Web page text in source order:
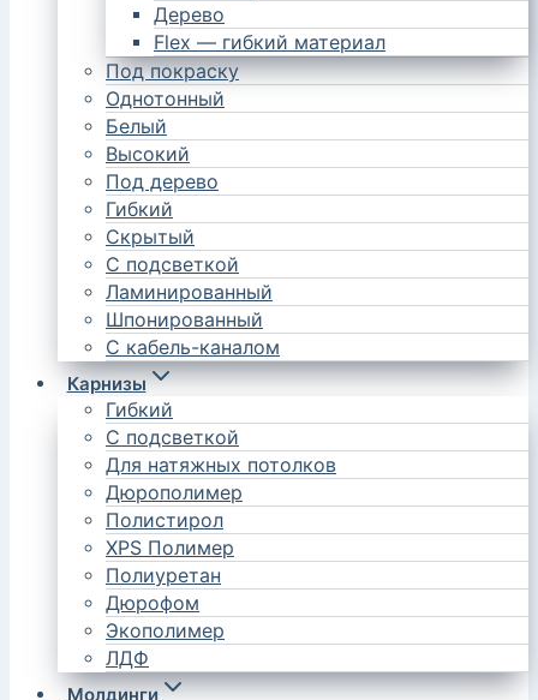
Дерево
Flex — гибкий материал
Под покраску
Однотонный
Белый
Высокий
Под дерево
Гибкий
Скрытый
С подсветкой
Ламинированный
Шпонированный
С кабель-каналом
Карнизы
Гибкий
С подсветкой
Для натяжных потолков
Дюрополимер
Полистирол
XPS Полимер
Полиуретан
Дюрофом
Экополимер
ЛДФ
Молдинги